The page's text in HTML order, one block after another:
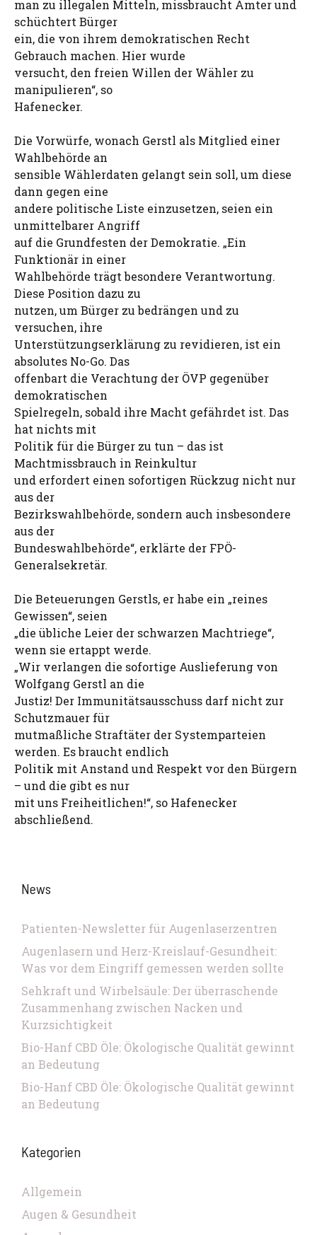
man zu illegalen Mitteln, missbraucht Ämter und
schüchtert Bürger
ein, die von ihrem demokratischen Recht
Gebrauch machen. Hier wurde
versucht, den freien Willen der Wähler zu
manipulieren“, so
Hafenecker.
Die Vorwürfe, wonach Gerstl als Mitglied einer
Wahlbehörde an
sensible Wählerdaten gelangt sein soll, um diese
dann gegen eine
andere politische Liste einzusetzen, seien ein
unmittelbarer Angriff
auf die Grundfesten der Demokratie. „Ein
Funktionär in einer
Wahlbehörde trägt besondere Verantwortung.
Diese Position dazu zu
nutzen, um Bürger zu bedrängen und zu
versuchen, ihre
Unterstützungserklärung zu revidieren, ist ein
absolutes No-Go. Das
offenbart die Verachtung der ÖVP gegenüber
demokratischen
Spielregeln, sobald ihre Macht gefährdet ist. Das
hat nichts mit
Politik für die Bürger zu tun – das ist
Machtmissbrauch in Reinkultur
und erfordert einen sofortigen Rückzug nicht nur
aus der
Bezirkswahlbehörde, sondern auch insbesondere
aus der
Bundeswahlbehörde“, erklärte der FPÖ-
Generalsekretär.
Die Beteuerungen Gerstls, er habe ein „reines
Gewissen“, seien
„die übliche Leier der schwarzen Machtriege“,
wenn sie ertappt werde.
„Wir verlangen die sofortige Auslieferung von
Wolfgang Gerstl an die
Justiz! Der Immunitätsausschuss darf nicht zur
Schutzmauer für
mutmaßliche Straftäter der Systemparteien
werden. Es braucht endlich
Politik mit Anstand und Respekt vor den Bürgern
– und die gibt es nur
mit uns Freiheitlichen!“, so Hafenecker
abschließend.
News
Patienten-Newsletter für Augenlaserzentren
Augenlasern und Herz-Kreislauf-Gesundheit:
Was vor dem Eingriff gemessen werden sollte
Sehkraft und Wirbelsäule: Der überraschende
Zusammenhang zwischen Nacken und
Kurzsichtigkeit
Bio-Hanf CBD Öle: Ökologische Qualität gewinnt
an Bedeutung
Bio-Hanf CBD Öle: Ökologische Qualität gewinnt
an Bedeutung
Kategorien
Allgemein
Augen & Gesundheit